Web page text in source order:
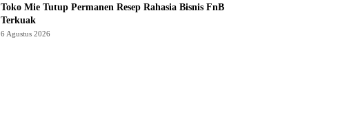
Toko Mie Tutup Permanen Resep Rahasia Bisnis FnB
Terkuak
6 Agustus 2026